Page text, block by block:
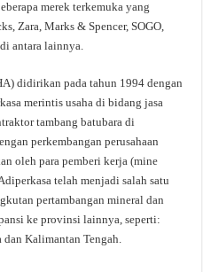
merek terkemuka yang
Zara, Marks & Spencer, SOGO,
antara lainnya.
didirikan pada tahun 1994 dengan
merintis usaha di bidang jasa
tambang batubara di
perkembangan perusahaan
oleh para pemberi kerja (mine
telah menjadi salah satu
pertambangan mineral dan
ke provinsi lainnya, seperti:
Kalimantan Tengah.